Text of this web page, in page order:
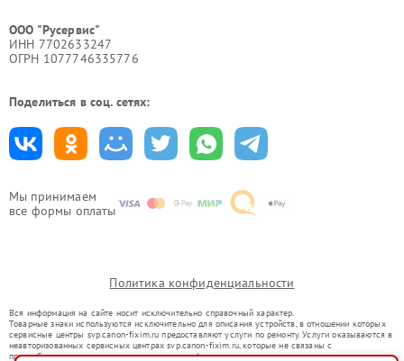
Мы принимаем
все формы оплаты
ООО "Русервис"
ИНН 7702633247
ОГРН 1077746335776
Поделиться в соц. сетях:
Политика конфиденциальности
Вся информация на сайте носит исключительно справочный характер.
Товарные знаки используются исключительно для описания устройств, в отношении которых
сервисные центры svp.canon-fixim.ru предоставляют услуги по ремонту. Услуги оказываются в
неавторизованных сервисных центрах svp.canon-fixim.ru, которые не связаны с
правообладателями товарных знаков или их официальными представителями.